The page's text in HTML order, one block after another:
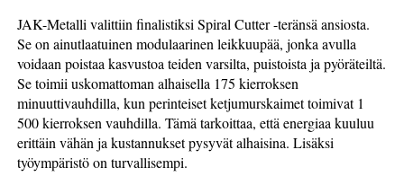
JAK-Metalli valittiin finalistiksi Spiral Cutter -teränsä ansiosta.
Se on ainutlaatuinen modulaarinen leikkuupää, jonka avulla
voidaan poistaa kasvustoa teiden varsilta, puistoista ja pyöräteiltä.
Se toimii uskomattoman alhaisella 175 kierroksen
minuuttivauhdilla, kun perinteiset ketjumurskaimet toimivat 1
500 kierroksen vauhdilla. Tämä tarkoittaa, että energiaa kuuluu
erittäin vähän ja kustannukset pysyvät alhaisina. Lisäksi
työympäristö on turvallisempi.